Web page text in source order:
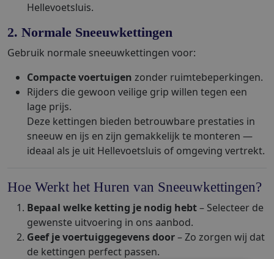
Hellevoetsluis.
2. Normale Sneeuwkettingen
Gebruik normale sneeuwkettingen voor:
Compacte voertuigen zonder ruimtebeperkingen.
Rijders die gewoon veilige grip willen tegen een
lage prijs.
Deze kettingen bieden betrouwbare prestaties in
sneeuw en ijs en zijn gemakkelijk te monteren —
ideaal als je uit Hellevoetsluis of omgeving vertrekt.
Hoe Werkt het Huren van Sneeuwkettingen?
Bepaal welke ketting je nodig hebt– Selecteer de
gewenste uitvoering in ons aanbod.
Geef je voertuiggegevens door– Zo zorgen wij dat
de kettingen perfect passen.